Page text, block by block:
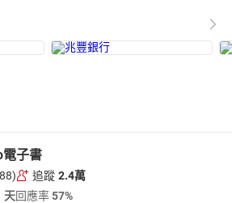
電子書
追蹤 2.4萬
天回應率57%